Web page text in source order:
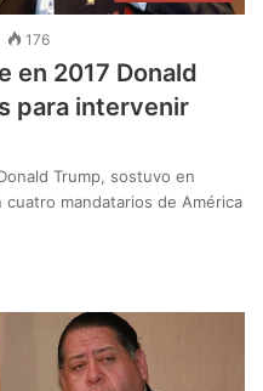
176
en 2017 Donald
para intervenir
Trump, sostuvo en
mandatarios de América